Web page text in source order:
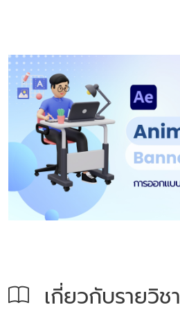
เกี่ยวกับรายวิชา